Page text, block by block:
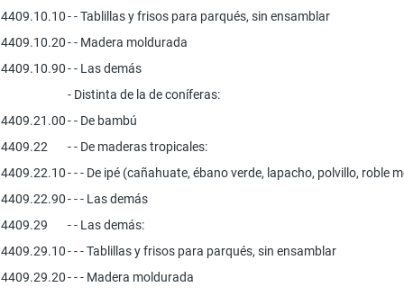
4409.10.10- - Tablillas y frisos para parqués, sin ensamblar
4409.10.20- - Madera moldurada
4409.10.90- - Las demás
- Distinta de la de coníferas:
4409.21.00- - De bambú
4409.22
- - De maderas tropicales:
4409.22.10- - - De ipé (cañahuate, ébano verde, lapacho, polvillo, roble
4409.22.90- - - Las demás
4409.29
- - Las demás:
4409.29.10- - - Tablillas y frisos para parqués, sin ensamblar
4409.29.20- - - Madera moldurada